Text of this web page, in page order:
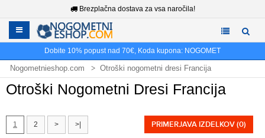
Brezplačna dostava za vsa naročila!
Dobite 10% popust nad 70€, Koda kupona: NOGOMET
Nogometnieshop.com Otroški nogometni dresi Francija
Otroški Nogometni Dresi Francija
1 2 > >| PRIMERJAVA IZDELKOV (0)